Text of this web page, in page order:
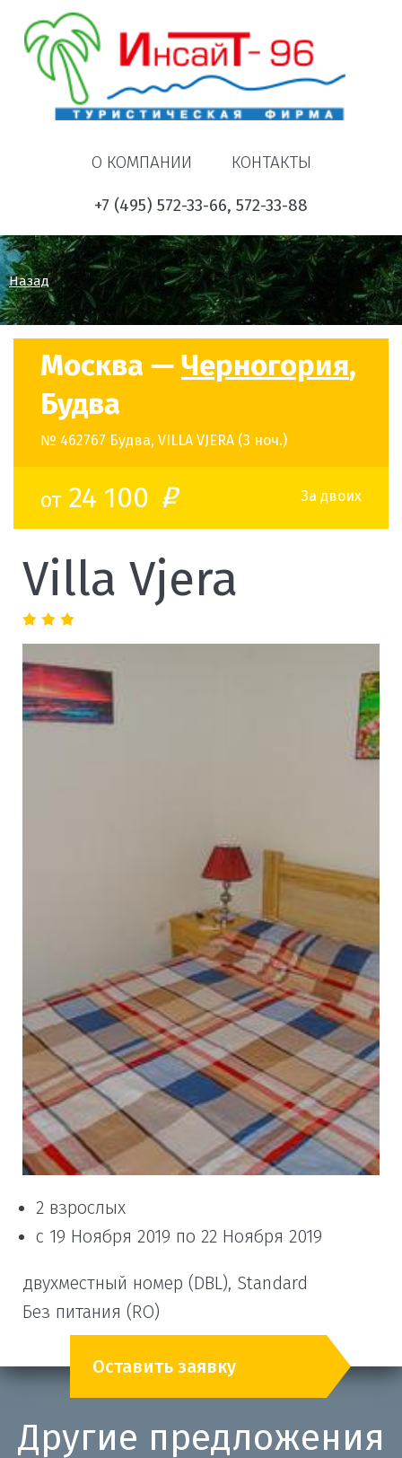
О КОМПАНИИ КОНТАКТЫ
+7 (495) 572-33-66, 572-33-88
Назад
Москва — Черногория,
Будва
№ 462767 Будва, VILLA VJERA (3 ноч.)
от24 100 o За двоих
Villa Vjera
2 взрослых
с 19 Ноября 2019 по 22 Ноября 2019
двухместный номер (DBL), Standard
Без питания (RO)
Оставить заявку
Другие предложения